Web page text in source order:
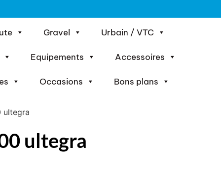
Gravel Urbain / VTC
Equipements Accessoires
Occasions Bons plans
ultegra
ultegra